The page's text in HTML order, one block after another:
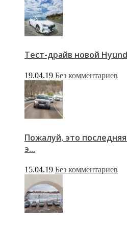
Тест-драйв новой
19.04.19 Без комментариев
Пожалуй, это
э...
15.04.19 Без комментариев